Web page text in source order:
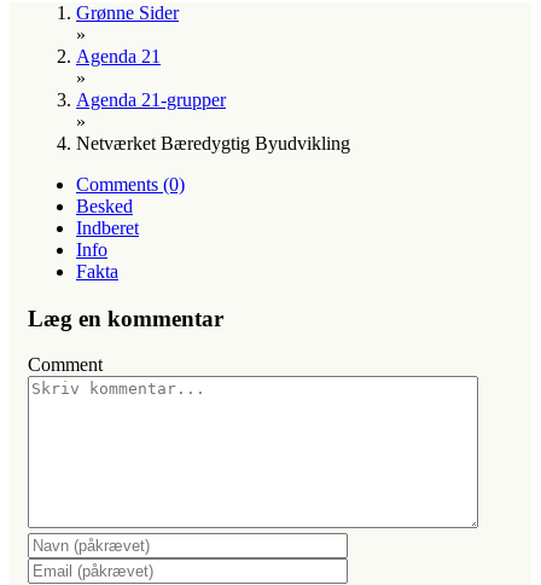
Grønne Sider
»
Agenda 21
»
Agenda 21-grupper
»
Netværket Bæredygtig Byudvikling
Comments (0)
Besked
Indberet
Info
Fakta
Læg en kommentar
Comment